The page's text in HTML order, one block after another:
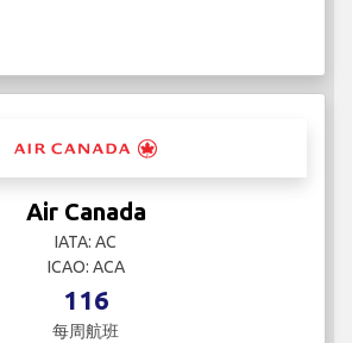
Air Canada
IATA: AC
ICAO: ACA
116
每周航班